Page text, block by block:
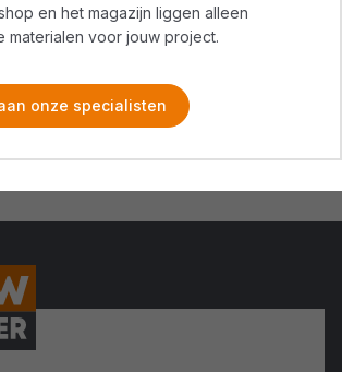
en het magazijn liggen alleen
materialen voor jouw project.
onze specialisten